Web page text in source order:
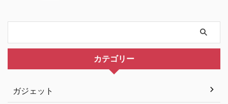
カテゴリー
ガジェット